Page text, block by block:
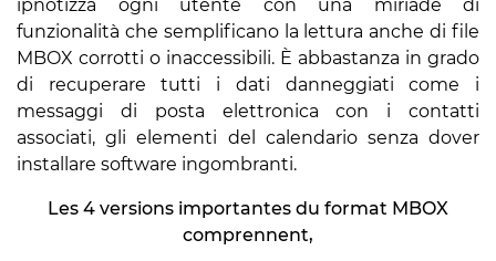
ipnotizza ogni utente con una miriade di
funzionalità che semplificano la lettura anche di file
MBOX corrotti o inaccessibili. È abbastanza in grado
di recuperare tutti i dati danneggiati come i
messaggi di posta elettronica con i contatti
associati, gli elementi del calendario senza dover
installare software ingombranti.
Les 4 versions importantes du format MBOX
comprennent,